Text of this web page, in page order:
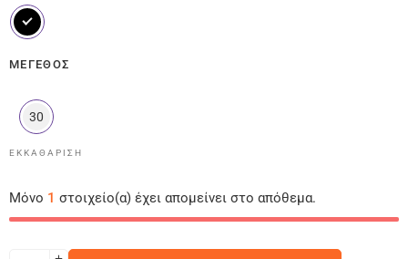
ΜΈΓΕΘΟΣ
30
ΕΚΚΑΘΆΡΙΣΗ
Μόνο 1 στοιχείο(α) έχει απομείνει στο απόθεμα.